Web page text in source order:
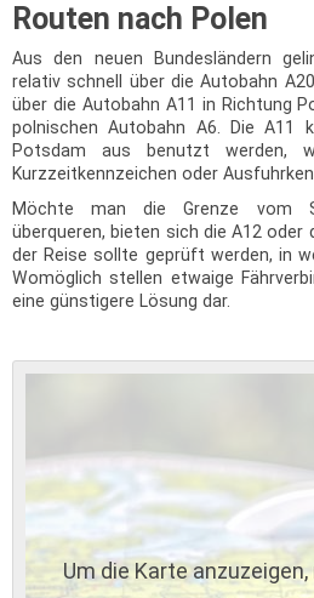
Routen nach Polen
Aus den neuen Bundesländern
relativ schnell über die Autobahn
über die Autobahn A11 in Richtung
polnischen Autobahn A6. Die A11
Potsdam aus benutzt werden,
Kurzzeitkennzeichen oder
Möchte man die Grenze vom
überqueren, bieten sich die A12 oder
der Reise sollte geprüft werden, in
Womöglich stellen etwaige
eine günstigere Lösung dar.
Um die Karte